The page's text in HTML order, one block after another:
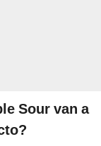
Sour van a